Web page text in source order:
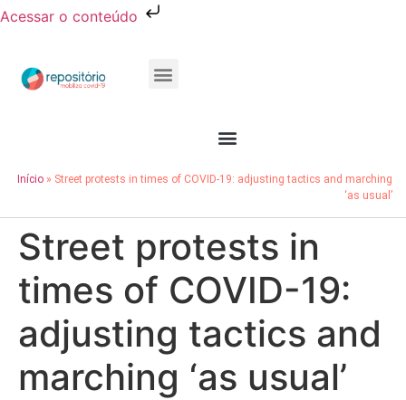
Acessar o conteúdo
Início » Street protests in times of COVID-19: adjusting tactics and marching
‘as usual’
Street protests in
times of COVID-19:
adjusting tactics and
marching ‘as usual’